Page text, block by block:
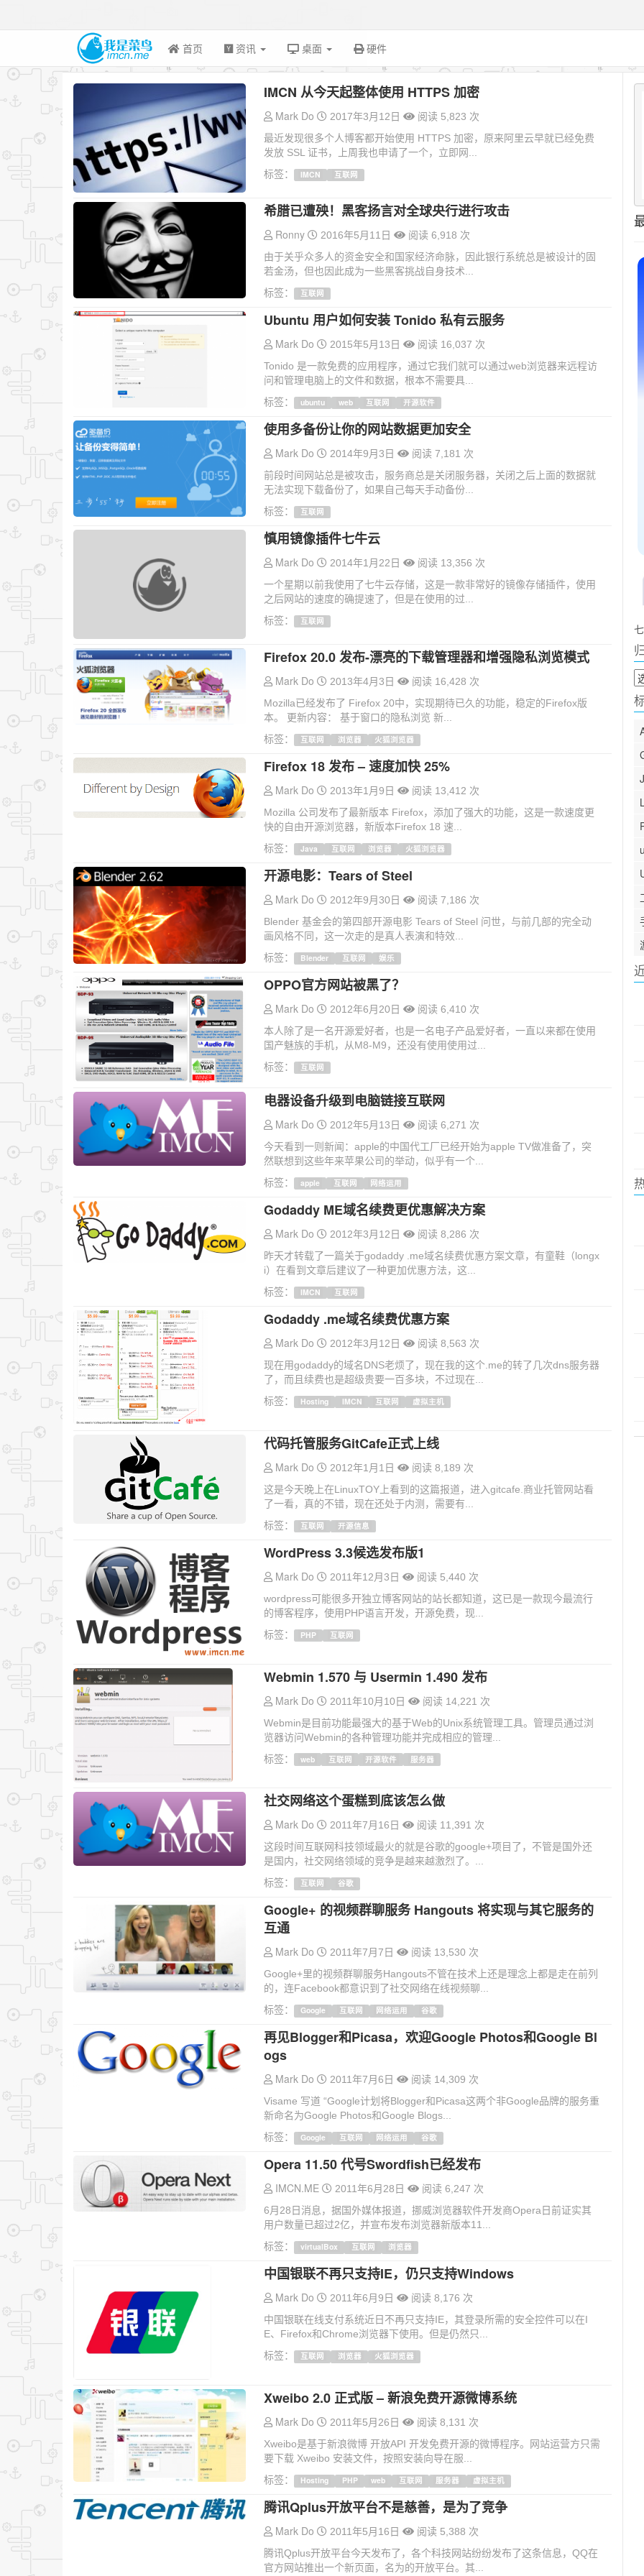
首页 资讯 桌面 硬件
IMCN 从今天起整体使用 HTTPS 加密
Mark Do 2017年3月12日
阅读 5,823 次
最近发现很多个人博客都开始使用 HTTPS 加密，原来阿里云早就已经免费
发放 SSL 证书，上周我也申请了一个，立即网...
标签：
IMCN 互联网
希腊已遭殃！黑客扬言对全球央行进行攻击
Ronny 2016年5月11日
阅读 6,918 次
由于关乎众多人的资金安全和国家经济命脉，因此银行系统总是被设计的固
若金汤，但也因此成为一些黑客挑战自身技术...
标签：
互联网
Ubuntu 用户如何安装 Tonido 私有云服务
Mark Do 2015年5月13日
阅读 16,037 次
Tonido 是一款免费的应用程序，通过它我们就可以通过web浏览器来远程访
问和管理电脑上的文件和数据，根本不需要具...
标签：
ubuntu web 互联网 开源软件
使用多备份让你的网站数据更加安全
Mark Do 2014年9月3日
阅读 7,181 次
前段时间网站总是被攻击，服务商总是关闭服务器，关闭之后上面的数据就
无法实现下载备份了，如果自己每天手动备份...
标签：
互联网
慎用镜像插件七牛云
Mark Do 2014年1月22日
阅读 13,356 次
一个星期以前我使用了七牛云存储，这是一款非常好的镜像存储插件，使用
之后网站的速度的确提速了，但是在使用的过...
标签：
互联网
Firefox 20.0 发布-漂亮的下载管理器和增强隐私浏览模式
Mark Do 2013年4月3日
阅读 16,428 次
Mozilla已经发布了 Firefox 20中，实现期待已久的功能，稳定的Firefox版
本。 更新内容： 基于窗口的隐私浏览 新...
标签：
互联网 浏览器 火狐浏览器
Firefox 18 发布 – 速度加快 25%
Mark Do 2013年1月9日
阅读 13,412 次
Mozilla 公司发布了最新版本 Firefox，添加了强大的功能，这是一款速度更
快的自由开源浏览器，新版本Firefox 18 速...
标签：
Java 互联网 浏览器 火狐浏览器
开源电影：Tears of Steel
Mark Do 2012年9月30日
阅读 7,186 次
Blender 基金会的第四部开源电影 Tears of Steel 问世，与前几部的完全动
画风格不同，这一次走的是真人表演和特效...
标签：
Blender 互联网 娱乐
OPPO官方网站被黑了？
Mark Do 2012年6月20日
阅读 6,410 次
本人除了是一名开源爱好者，也是一名电子产品爱好者，一直以来都在使用
国产魅族的手机，从M8-M9，还没有使用使用过...
标签：
互联网
电器设备升级到电脑链接互联网
Mark Do 2012年5月13日
阅读 6,271 次
今天看到一则新闻：apple的中国代工厂已经开始为apple TV做准备了，突
然联想到这些年来苹果公司的举动，似乎有一个...
标签：
apple 互联网 网络运用
Godaddy ME域名续费更优惠解决方案
Mark Do 2012年3月12日
阅读 8,286 次
昨天才转载了一篇关于godaddy .me域名续费优惠方案文章，有童鞋（longx
i）在看到文章后建议了一种更加优惠方法，这...
标签：
IMCN 互联网
Godaddy .me域名续费优惠方案
Mark Do 2012年3月12日
阅读 8,563 次
现在用godaddy的域名DNS老烦了，现在我的这个.me的转了几次dns服务器
了，而且续费也是超级贵要一百多块，不过现在...
标签：
Hosting IMCN 互联网 虚拟主机
代码托管服务GitCafe正式上线
Mark Do 2012年1月1日
阅读 8,189 次
这是今天晚上在LinuxTOY上看到的这篇报道，进入gitcafe.商业托管网站看
了一看，真的不错，现在还处于内测，需要有...
标签：
互联网 开源信息
WordPress 3.3候选发布版1
Mark Do 2011年12月3日
阅读 5,440 次
wordpress可能很多开独立博客网站的站长都知道，这已是一款现今最流行
的博客程序，使用PHP语言开发，开源免费，现...
标签：
PHP 互联网
Webmin 1.570 与 Usermin 1.490 发布
Mark Do 2011年10月10日
阅读 14,221 次
Webmin是目前功能最强大的基于Web的Unix系统管理工具。管理员通过浏
览器访问Webmin的各种管理功能并完成相应的管理...
标签：
web 互联网 开源软件 服务器
社交网络这个蛋糕到底该怎么做
Mark Do 2011年7月16日
阅读 11,391 次
这段时间互联网科技领域最火的就是谷歌的google+项目了，不管是国外还
是国内，社交网络领域的竞争是越来越激烈了。...
标签：
互联网 谷歌
Google+ 的视频群聊服务 Hangouts 将实现与其它服务的
互通
Mark Do 2011年7月7日
阅读 13,530 次
Google+里的视频群聊服务Hangouts不管在技术上还是理念上都是走在前列
的，连Facebook都意识到了社交网络在线视频聊...
标签：
Google 互联网 网络运用 谷歌
再见Blogger和Picasa，欢迎Google Photos和Google Bl
ogs
Mark Do 2011年7月6日
阅读 14,309 次
Visame 写道 “Google计划将Blogger和Picasa这两个非Google品牌的服务重
新命名为Google Photos和Google Blogs...
标签：
Google 互联网 网络运用 谷歌
Opera 11.50 代号Swordfish已经发布
IMCN.ME 2011年6月28日
阅读 6,247 次
6月28日消息，据国外媒体报道，挪威浏览器软件开发商Opera日前证实其
用户数量已超过2亿，并宣布发布浏览器新版本11...
标签：
virtualBox 互联网 浏览器
中国银联不再只支持IE，仍只支持Windows
Mark Do 2011年6月9日
阅读 8,176 次
中国银联在线支付系统近日不再只支持IE，其登录所需的安全控件可以在I
E、Firefox和Chrome浏览器下使用。但是仍然只...
标签：
互联网 浏览器 火狐浏览器
Xweibo 2.0 正式版 – 新浪免费开源微博系统
Mark Do 2011年5月26日
阅读 8,131 次
Xweibo是基于新浪微博 开放API 开发免费开源的微博程序。网站运营方只需
要下载 Xweibo 安装文件，按照安装向导在服...
标签：
Hosting PHP web 互联网 服务器 虚拟主机
腾讯Qplus开放平台不是慈善，是为了竞争
Mark Do 2011年5月16日
阅读 5,388 次
腾讯Qplus开放平台今天发布了，各个科技网站纷纷发布了这条信息，QQ在
官方网站推出一个新页面，名为的开放平台。其...
归
档